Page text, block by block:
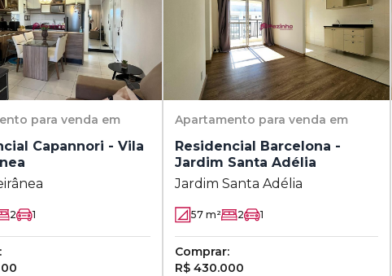
para venda em
Capannori - Vila
2 1
Apartamento para venda em
Residencial Barcelona -
Jardim Santa Adélia
Jardim Santa Adélia
57 m² 2 1
Comprar:
R$ 430.000